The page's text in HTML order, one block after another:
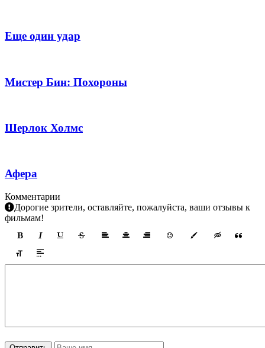
Еще один удар
Мистер Бин: Похороны
Шерлок Холмс
Афера
Комментарии
Дорогие зрители, оставляйте, пожалуйста, ваши отзывы к
фильмам!